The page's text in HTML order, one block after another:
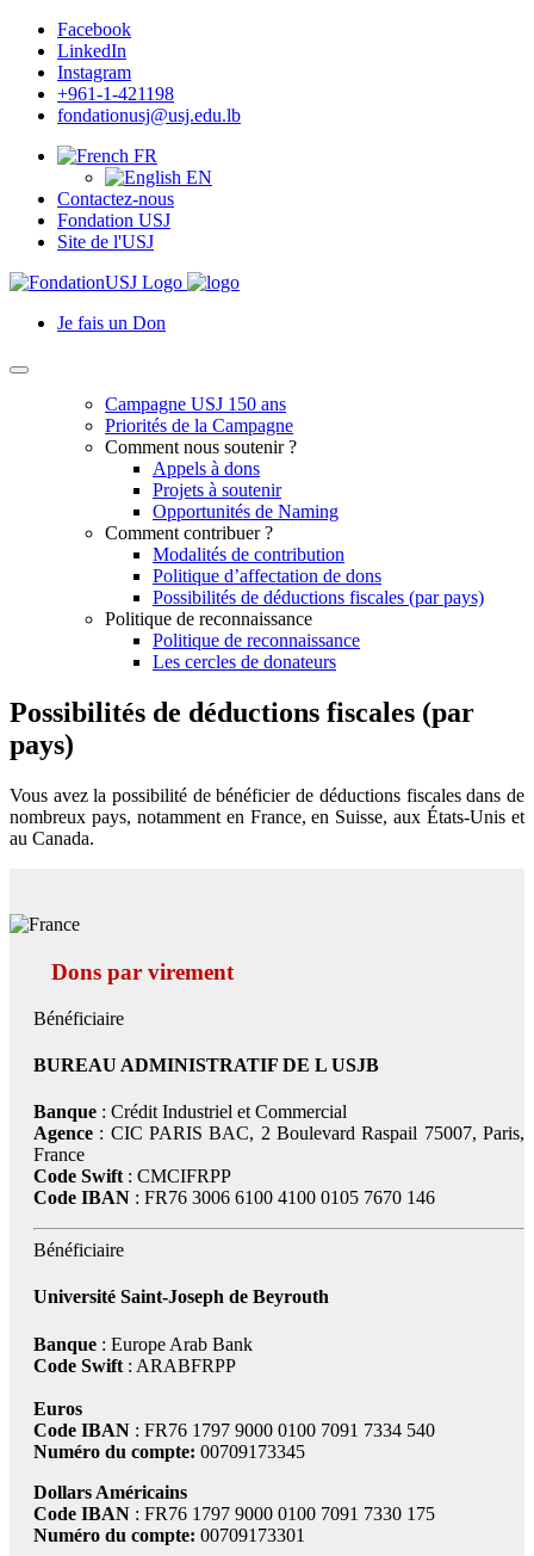
Facebook
LinkedIn
Instagram
+961-1-421198
fondationusj@usj.edu.lb
FR
EN
Contactez-nous
Fondation USJ
Site de l'USJ
Je fais un Don
Campagne USJ 150 ans
Priorités de la Campagne
Comment nous soutenir ?
Appels à dons
Projets à soutenir
Opportunités de Naming
Comment contribuer ?
Modalités de contribution
Politique d’affectation de dons
Possibilités de déductions fiscales (par pays)
Politique de reconnaissance
Politique de reconnaissance
Les cercles de donateurs
Possibilités de déductions fiscales (par
pays)
Vous avez la possibilité de bénéficier de déductions fiscales dans de
nombreux pays, notamment en France, en Suisse, aux États-Unis et
au Canada.
Dons par virement
Bénéficiaire
BUREAU ADMINISTRATIF DE L USJB
Banque : Crédit Industriel et Commercial
Agence : CIC PARIS BAC, 2 Boulevard Raspail 75007, Paris,
France
Code Swift : CMCIFRPP
Code IBAN : FR76 3006 6100 4100 0105 7670 146
Bénéficiaire
Université Saint-Joseph de Beyrouth
Banque : Europe Arab Bank
Code Swift : ARABFRPP
Euros
Code IBAN : FR76 1797 9000 0100 7091 7334 540
Numéro du compte: 00709173345
Dollars Américains
Code IBAN : FR76 1797 9000 0100 7091 7330 175
Numéro du compte: 00709173301